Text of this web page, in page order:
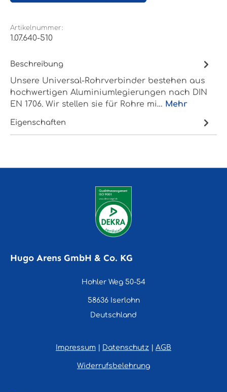
Artikelnummer:
1.07.640-510
Beschreibung
Unsere Universal-Rohrverbinder bestehen aus
hochwertigen Aluminiumlegierungen nach DIN
EN 1706. Wir stellen sie für Rohre mi… Mehr
Eigenschaften
Hugo Arens GmbH & Co. KG
Hohler Weg 50-54
58636 Iserlohn
Deutschland
Impressum Datenschutz AGB
Widerrufsbelehrung